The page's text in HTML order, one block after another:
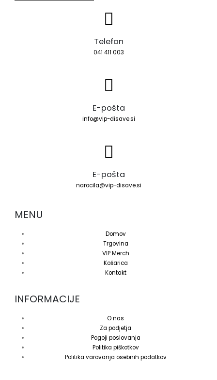
Telefon
041 411 003
E-pošta
info@vip-disave.si
E-pošta
narocila@vip-disave.si
MENU
Domov
Trgovina
VIP Merch
Košarica
Kontakt
INFORMACIJE
O nas
Za podjetja
Pogoji poslovanja
Politika piškotkov
Politika varovanja osebnih podatkov